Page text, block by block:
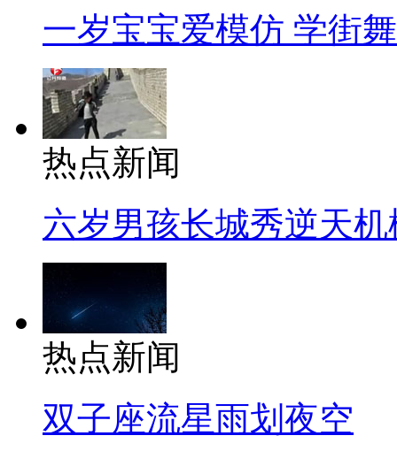
一岁宝宝爱模仿 学街
热点新闻
六岁男孩长城秀逆天机
热点新闻
双子座流星雨划夜空